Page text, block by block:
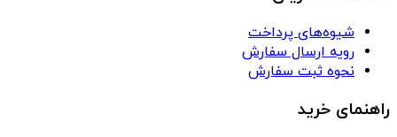
شیوه‌های پرداخت
رویه ارسال سفارش
نحوه ثبت سفارش
راهنمای خرید